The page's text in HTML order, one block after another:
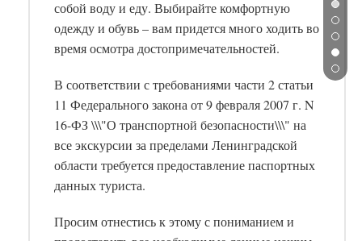
собой воду и еду. Выбирайте комфортную
одежду и обувь – вам придется много ходить во
время осмотра достопримечательностей.
В соответствии с требованиями части 2 статьи
11 Федерального закона от 9 февраля 2007 г. N
16-ФЗ \\\"О транспортной безопасности\\\" на
все экскурсии за пределами Ленинградской
области требуется предоставление паспортных
данных туриста.
Просим отнестись к этому с пониманием и